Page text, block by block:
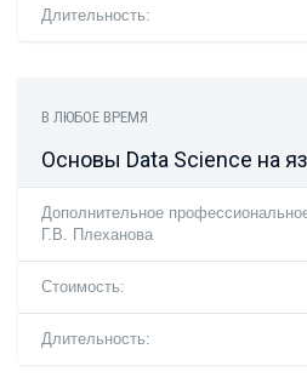
Длительность:
В ЛЮБОЕ ВРЕМЯ
Основы Data Science на
Дополнительное
Г.В. Плеханова
Стоимость:
Длительность: